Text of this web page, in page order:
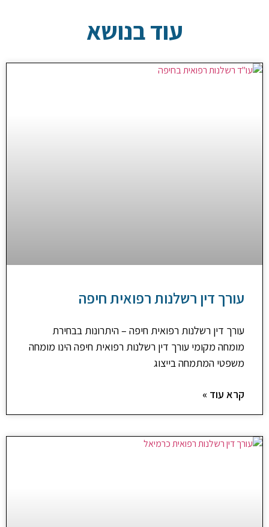
עוד בנושא
עורך דין רשלנות רפואית חיפה
עורך דין רשלנות רפואית חיפה – היתרונות בבחירת
מומחה מקומי עורך דין רשלנות רפואית חיפה הינו מומחה
משפטי המתמחה בייצוג
קרא עוד »